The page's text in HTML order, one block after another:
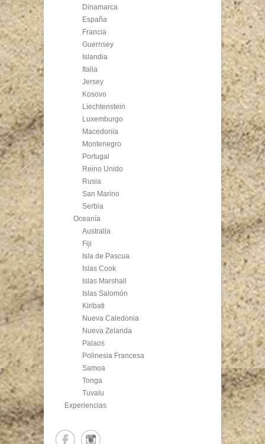
Dinamarca
España
Francia
Guernsey
Islandia
Italia
Jersey
Kosovo
Liechtenstein
Luxemburgo
Macedonia
Montenegro
Portugal
Reino Unido
Rusia
San Marino
Serbia
Oceanía
Australia
Fiji
Isla de Pascua
Islas Cook
Islas Marshall
Islas Salomón
Kiribati
Nueva Caledonia
Nueva Zelanda
Palaos
Polinesia Francesa
Samoa
Tonga
Tuvalu
Experiencias